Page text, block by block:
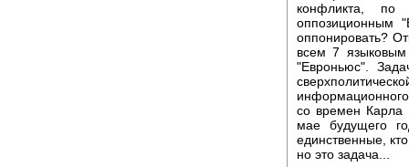
конфликта,
оппозиционным
оппонировать?
всем 7
"Евроньюс".
со времен Карла
мае будущего
единственные,
но это задача...